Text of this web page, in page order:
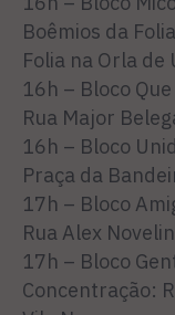
Boêmios da
Folia na Orla de
16h – Bloco
Rua Major
16h – Bloco
Praça da
17h – Bloco
Rua Alex
17h – Bloco
Concentração: